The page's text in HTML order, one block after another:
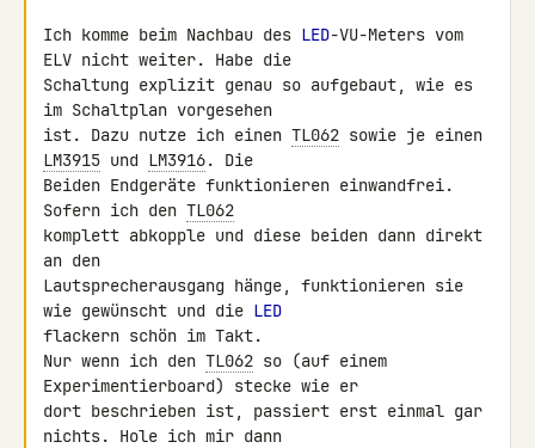
Ich komme beim Nachbau des LED-VU-Meters vom
ELV nicht weiter. Habe die
Schaltung explizit genau so aufgebaut, wie es
im Schaltplan vorgesehen
ist. Dazu nutze ich einen TL062
LM3915 und LM3916. Die
Beiden Endgeräte funktionieren einwandfrei.
Sofern ich den TL062
komplett abkopple und diese beiden dann direkt
an den
Lautsprecherausgang hänge, funktionieren sie
wie gewünscht und die LED
flackern schön im Takt.
Nur wenn ich den TL062 so (auf einem
Experimentierboard) stecke wie er
dort beschrieben ist, passiert erst einmal gar
nichts. Hole ich mir dann